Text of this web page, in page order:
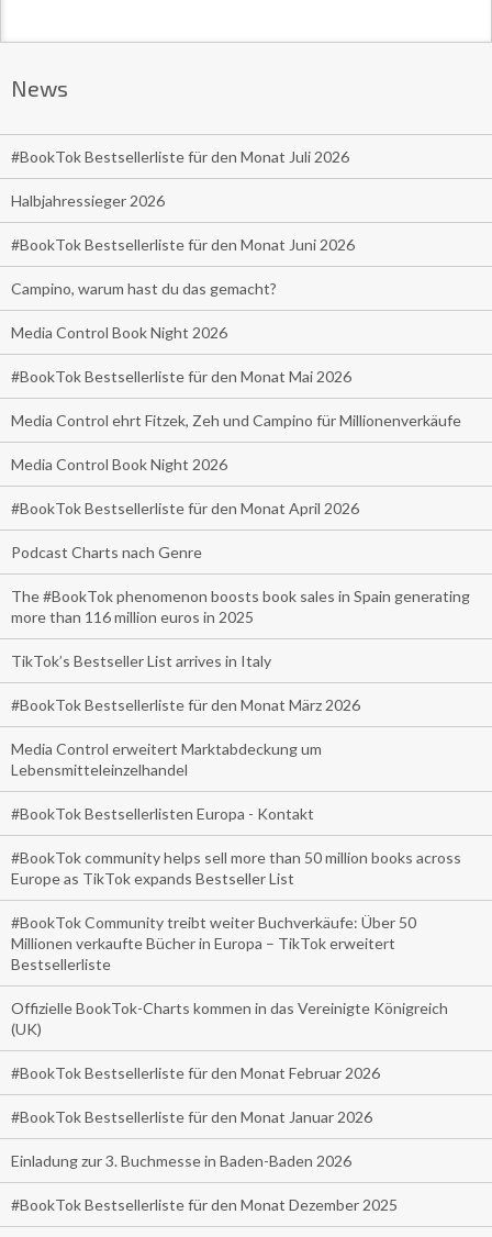
News
#BookTok Bestsellerliste für den Monat Juli 2026
Halbjahressieger 2026
#BookTok Bestsellerliste für den Monat Juni 2026
Campino, warum hast du das gemacht?
Media Control Book Night 2026
#BookTok Bestsellerliste für den Monat Mai 2026
Media Control ehrt Fitzek, Zeh und Campino für Millionenverkäufe
Media Control Book Night 2026
#BookTok Bestsellerliste für den Monat April 2026
Podcast Charts nach Genre
The #BookTok phenomenon boosts book sales in Spain generating
more than 116 million euros in 2025
TikTok’s Bestseller List arrives in Italy
#BookTok Bestsellerliste für den Monat März 2026
Media Control erweitert Marktabdeckung um
Lebensmitteleinzelhandel
#BookTok Bestsellerlisten Europa - Kontakt
#BookTok community helps sell more than 50 million books across
Europe as TikTok expands Bestseller List
#BookTok Community treibt weiter Buchverkäufe: Über 50
Millionen verkaufte Bücher in Europa – TikTok erweitert
Bestsellerliste
Offizielle BookTok-Charts kommen in das Vereinigte Königreich
(UK)
#BookTok Bestsellerliste für den Monat Februar 2026
#BookTok Bestsellerliste für den Monat Januar 2026
Einladung zur 3. Buchmesse in Baden-Baden 2026
#BookTok Bestsellerliste für den Monat Dezember 2025